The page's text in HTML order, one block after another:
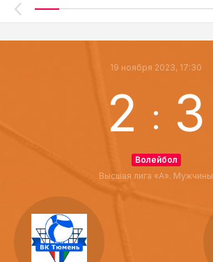
19 ноября 2023, 17:30
2 : 3
Волейбол
Высшая лига «А». Мужчины